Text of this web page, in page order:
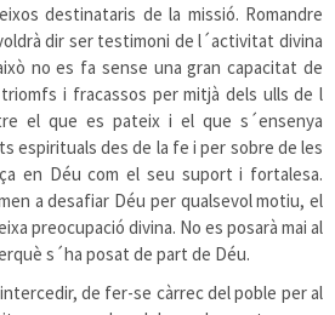
destinataris de la missió. Romandre
dir ser testimoni de l´activitat divina
no es fa sense una gran capacitat de
i fracassos per mitjà dels ulls de l
el que es pateix i el que s´ensenya
espirituals des de la fe i per sobre de les
en Déu com el seu suport i fortalesa.
a desafiar Déu per qualsevol motiu, el
preocupació divina. No es posarà mai al
s´ha posat de part de Déu.
de fer-se càrrec del poble per al